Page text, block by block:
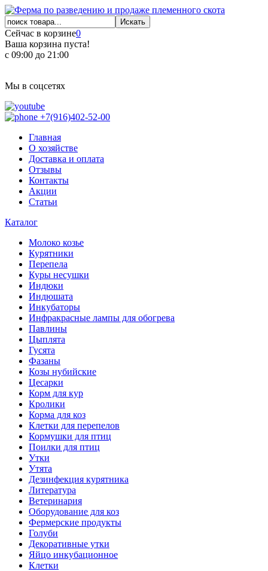
Сейчас в корзине0
Ваша корзина пуста!
с 09:00 до 21:00
Мы в соцсетях
+7(916)402-52-00
Главная
О хозяйстве
Доставка и оплата
Отзывы
Контакты
Акции
Статьи
Каталог
Молоко козье
Курятники
Перепела
Куры несушки
Индюки
Индюшата
Инкубаторы
Инфракрасные лампы для обогрева
Павлины
Цыплята
Гусята
Фазаны
Козы нубийские
Цесарки
Корм для кур
Кролики
Корма для коз
Клетки для перепелов
Кормушки для птиц
Поилки для птиц
Утки
Утята
Дезинфекция курятника
Литература
Ветеринария
Оборудование для коз
Фермерские продукты
Голуби
Декоративные утки
Яйцо инкубационное
Клетки